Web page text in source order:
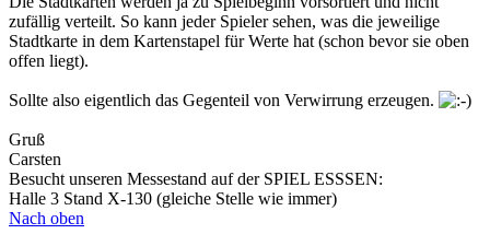
zufällig verteilt. So kann jeder Spieler sehen, was die jeweilige
Stadtkarte in dem Kartenstapel für Werte hat (schon bevor sie oben
offen liegt).
Sollte also eigentlich das Gegenteil von Verwirrung erzeugen.
Gruß
Carsten
Besucht unseren Messestand auf der SPIEL ESSSEN:
Halle 3 Stand X-130 (gleiche Stelle wie immer)
Nach oben